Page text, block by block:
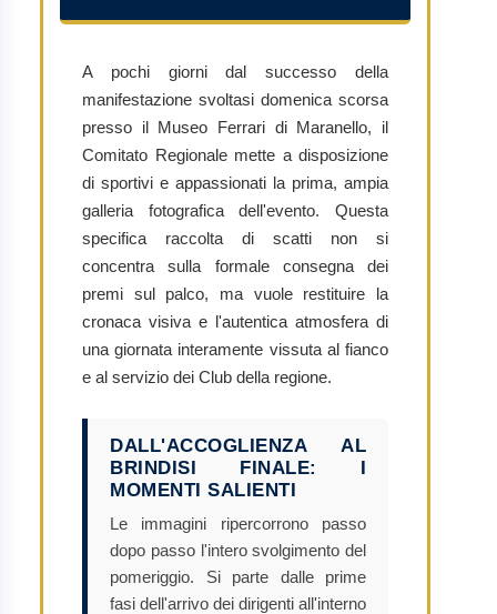
A pochi giorni dal successo della
manifestazione svoltasi domenica scorsa
presso il Museo Ferrari di Maranello, il
Comitato Regionale mette a disposizione
di sportivi e appassionati la prima, ampia
galleria fotografica dell'evento. Questa
specifica raccolta di scatti non si
concentra sulla formale consegna dei
premi sul palco, ma vuole restituire la
cronaca visiva e l'autentica atmosfera di
una giornata interamente vissuta al fianco
e al servizio dei Club della regione.
DALL'ACCOGLIENZA AL
BRINDISI FINALE: I
MOMENTI SALIENTI
Le immagini ripercorrono passo
dopo passo l'intero svolgimento del
pomeriggio. Si parte dalle prime
fasi dell'arrivo dei dirigenti all'interno